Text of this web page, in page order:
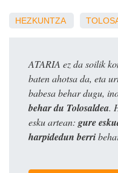
HEZKUNTZA
ATARIA ez da soilik
baten ahotsa da, eta
babesa behar dugu,
behar du Tolosaldea.
esku artean: gure
harpidedun berri